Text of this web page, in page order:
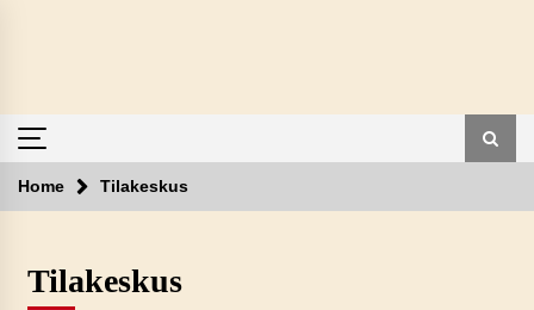
Home Tilakeskus
Tilakeskus